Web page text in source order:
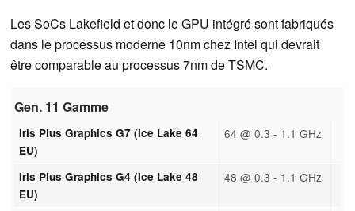
Les SoCs Lakefield et donc le GPU intégré sont fabriqués
dans le processus moderne 10nm chez Intel qui devrait
être comparable au processus 7nm de TSMC.
Gen. 11 Gamme
Iris Plus Graphics G7 (Ice Lake 64
EU)
64 @ 0.3 - 1.1 GHz
Iris Plus Graphics G4 (Ice Lake 48
EU)
48 @ 0.3 - 1.1 GHz